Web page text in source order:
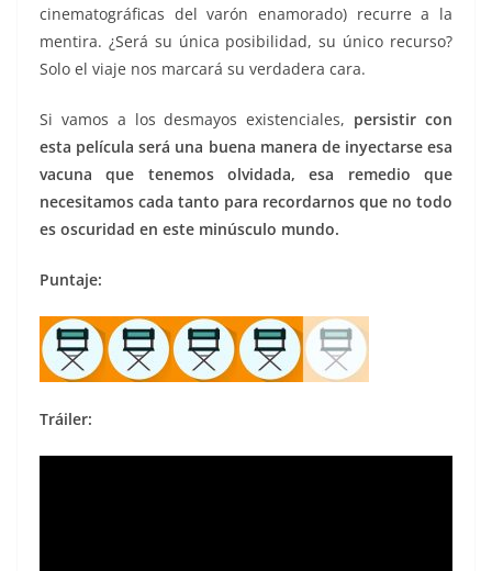
cinematográficas del varón enamorado) recurre a la
mentira. ¿Será su única posibilidad, su único recurso?
Solo el viaje nos marcará su verdadera cara.
Si vamos a los desmayos existenciales, persistir con
esta película será una buena manera de inyectarse esa
vacuna que tenemos olvidada, esa remedio que
necesitamos cada tanto para recordarnos que no todo
es oscuridad en este minúsculo mundo.
Puntaje:
Tráiler: